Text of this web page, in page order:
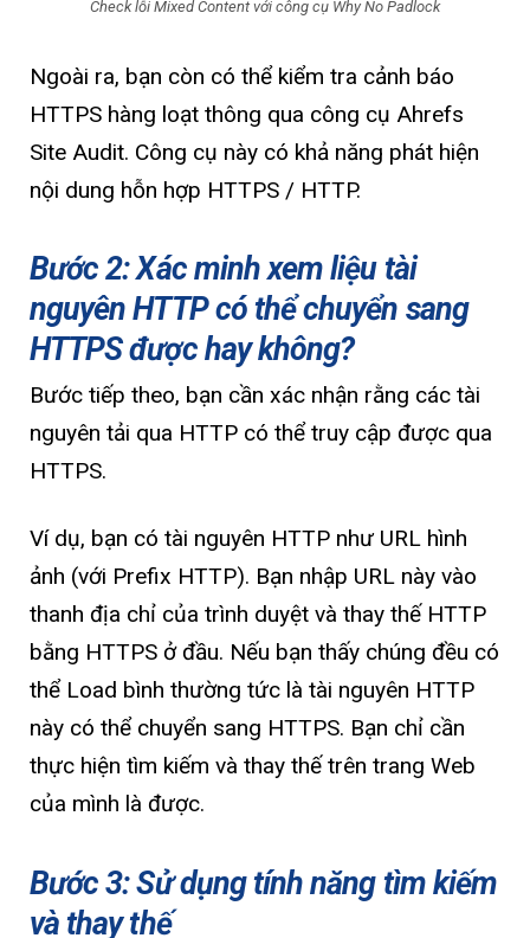
Check lỗi Mixed Content với công cụ Why No Padlock
Ngoài ra, bạn còn có thể kiểm tra cảnh báo
HTTPS hàng loạt thông qua công cụ Ahrefs
Site Audit. Công cụ này có khả năng phát hiện
nội dung hỗn hợp HTTPS / HTTP.
Bước 2: Xác minh xem liệu tài
nguyên HTTP có thể chuyển sang
HTTPS được hay không?
Bước tiếp theo, bạn cần xác nhận rằng các tài
nguyên tải qua HTTP có thể truy cập được qua
HTTPS.
Ví dụ, bạn có tài nguyên HTTP như URL hình
ảnh (với Prefix HTTP). Bạn nhập URL này vào
thanh địa chỉ của trình duyệt và thay thế HTTP
bằng HTTPS ở đầu. Nếu bạn thấy chúng đều có
thể Load bình thường tức là tài nguyên HTTP
này có thể chuyển sang HTTPS. Bạn chỉ cần
thực hiện tìm kiếm và thay thế trên trang Web
của mình là được.
Bước 3: Sử dụng tính năng tìm kiếm
và thay thế